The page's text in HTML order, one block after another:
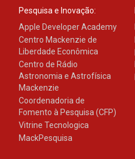
Pesquisa e Inovação:
Apple Developer Academy
Centro Mackenzie de
Liberdade Econômica
Centro de Rádio
Astronomia e Astrofísica
Mackenzie
Coordenadoria de
Fomento à Pesquisa (CFP)
Vitrine Tecnologica
MackPesquisa